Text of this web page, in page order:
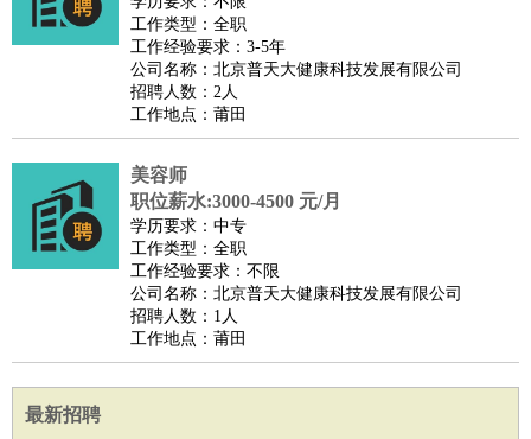
工作类型：全职
工作经验要求：3-5年
公司名称：北京普天大健康科技发展有限公司
招聘人数：2人
工作地点：莆田
美容师
职位薪水:3000-4500 元/月
学历要求：中专
工作类型：全职
工作经验要求：不限
公司名称：北京普天大健康科技发展有限公司
招聘人数：1人
工作地点：莆田
最新招聘